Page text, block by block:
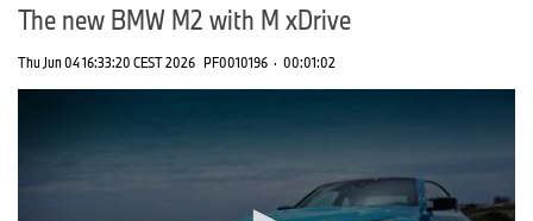
The new BMW M2 with M xDrive
Thu Jun 04 16:33:20 CEST 2026 PF0010196 · 00:01:02